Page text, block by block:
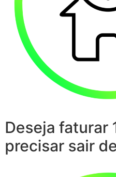
Deseja faturar
precisar sair